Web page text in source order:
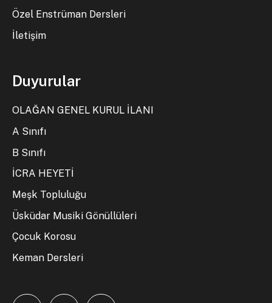
Özel Enstrüman Dersleri
İletişim
Duyurular
OLAĞAN GENEL KURUL İLANI
A Sınıfı
B Sınıfı
İCRA HEYETİ
Meşk Topluluğu
Üsküdar Musiki Gönüllüleri
Çocuk Korosu
Keman Dersleri